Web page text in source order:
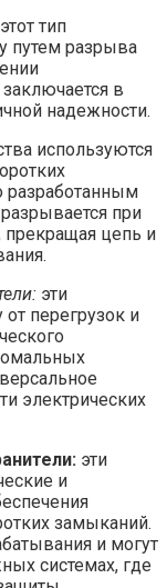
этот тип
путем разрыва
в
надежности.
используются
разработанным
при
прекращая цепь и
эти
перегрузок и
электрических
эти
и
замыканий.
и могут
системах, где